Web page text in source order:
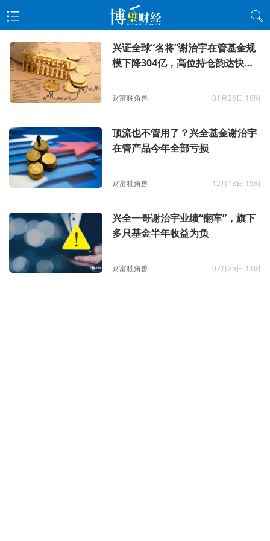
兴证全球“名将”谢治宇在管基金规
模下降304亿，高位持仓韵达快递
财富独角兽 01月26日 18时
顶流也不管用了？兴全基金谢治宇
在管产品今年全部亏损
财富独角兽 12月13日 15时
兴全一哥谢治宇业绩“翻车”，旗下
多只基金半年收益为负
财富独角兽 07月25日 11时